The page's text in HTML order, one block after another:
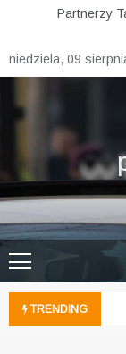
content
Partnerzy
niedziela, 09
TRENDING